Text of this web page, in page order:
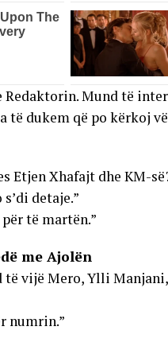
Redaktorin. Mund të
të dukem që po kërkoj
Etjen Xhafajt dhe KM-
detaje.”
të martën.”
me Ajolën
të vijë Mero, Ylli
numrin.”